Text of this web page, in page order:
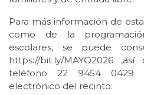
Para más información de
como de la
escolares, se puede
https://bit.ly/MAYO2026
teléfono 22 9454 0429
electrónico del recinto: